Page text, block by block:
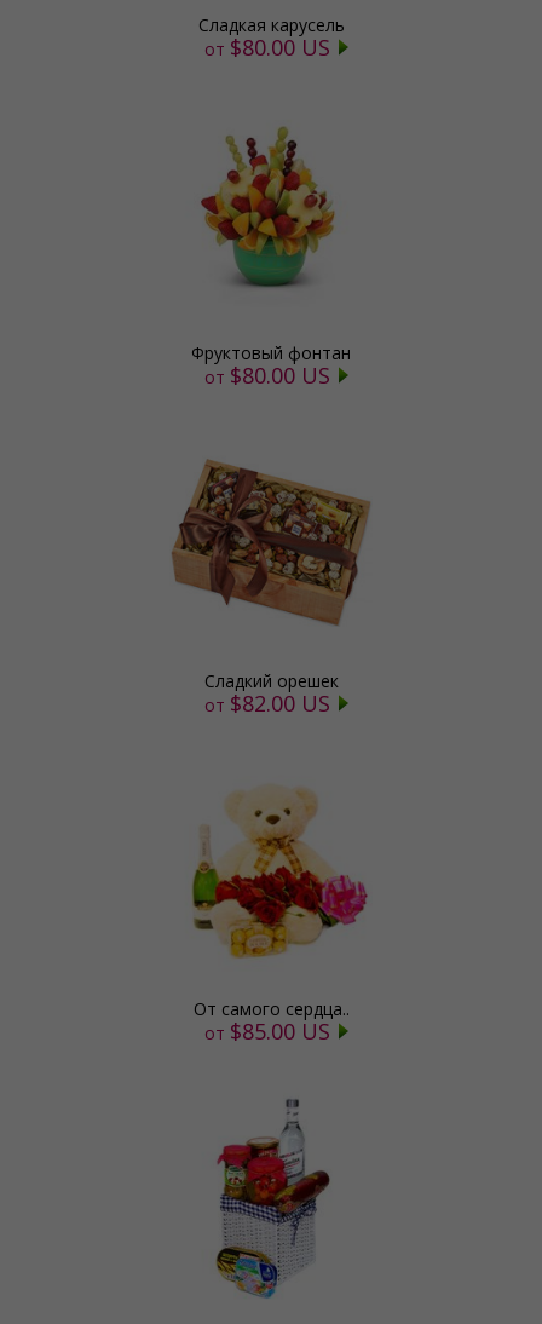
Сладкая карусель
от $80.00 US
Фруктовый фонтан
от $80.00 US
Сладкий орешек
от $82.00 US
От самого сердца..
от $85.00 US